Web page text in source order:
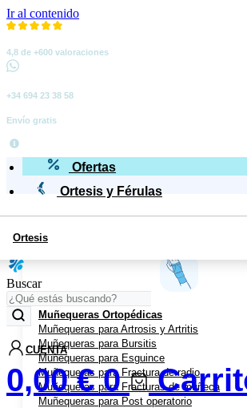
Ir al contenido
4,8 de +600 valoraciones
+34 694 23 38 58
Envío gratis
Ofertas
Ortesis y Férulas
Ortesis
Miembro Superior
Muñequeras Ortopédicas
Muñequeras para Artrosis y Artritis
Muñequeras para Bursitis
Muñequeras para Esguince
Muñequeras para Fractura de radio
Muñequeras para Fracturas de muñeca
Muñequeras para Post operatorio
Buscar
CUENTA
0,00€ 0